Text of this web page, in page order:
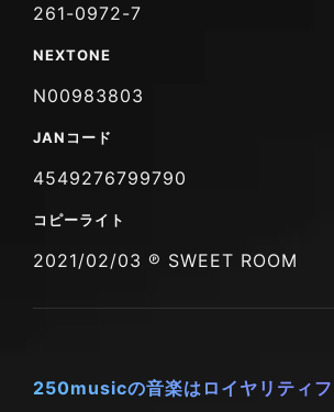
261-0972-7
NEXTONE
N00983803
JANコード
4549276799790
コピーライト
2021/02/03 ℗ SWEET ROOM
250musicの音楽はロイヤリティフ